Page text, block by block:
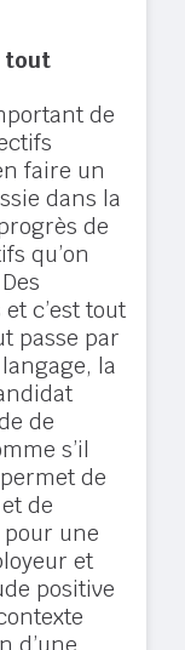
tout
de
faire un
dans la
de
qu’on
c’est tout
passe par
la
de
s’il
de
de
pour une
et
positive